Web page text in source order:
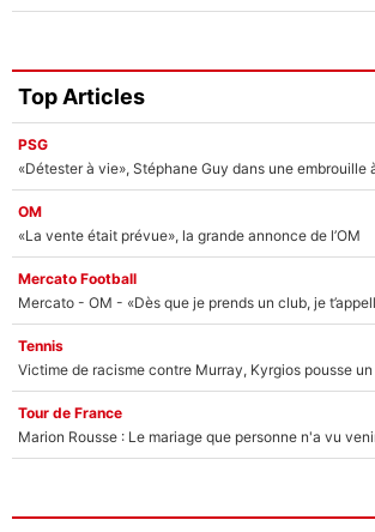
Top Articles
PSG
«Détester à vie», Stéphane Guy dans une embrouille
OM
«La vente était prévue», la grande annonce de l’OM
Mercato Football
Tennis
Tour de France
Marion Rousse : Le mariage que personne n'a vu